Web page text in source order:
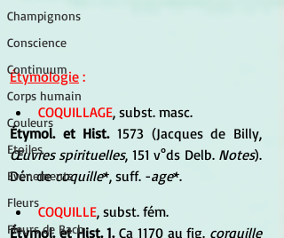
Champignons
Conscience
Continuum
Corps humain
Couleurs
Etoiles
Evénements
Fleurs
Fleurs de Bach
Étymologie :
COQUILLAGE, subst. masc.
Étymol. et Hist.
Œuvres spirituelles, 151 v°ds Delb. Notes).
Dér. de coquille*, suff. -age*.
COQUILLE, subst. fém.
Étymol. et Hist. 1. Ca 1170 au fig. corquille